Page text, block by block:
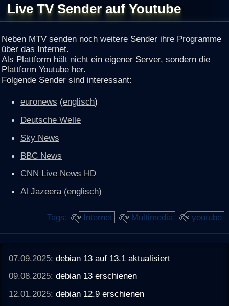
Live TV Sender auf Youtube
Neben MTV senden noch weitere Sender ihre Programme
über das Internet.
Als Plattform hält nicht ein eigener Server, sondern die
Plattform Youtube her.
Folgende Sender sind interessant:
euronews (englisch)
Deutsche Welle
Sky News
BBC News
CNN Live News HD
Al Jazeera (englisch)
Tags: Internet Multimedia youtube
07.09.2025:debian 13 auf 13.1 aktualisiert
09.08.2025:debian 13 erschienen
12.01.2025:debian 12.9 erschienen